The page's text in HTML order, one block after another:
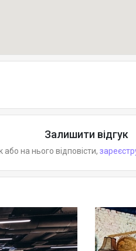
Залишити відгук
або на нього відповісти,